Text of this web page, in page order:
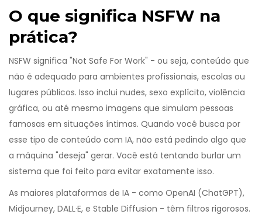
O que significa NSFW na
prática?
NSFW significa "Not Safe For Work" - ou seja, conteúdo que
não é adequado para ambientes profissionais, escolas ou
lugares públicos. Isso inclui nudes, sexo explícito, violência
gráfica, ou até mesmo imagens que simulam pessoas
famosas em situações íntimas. Quando você busca por
esse tipo de conteúdo com IA, não está pedindo algo que
a máquina "deseja" gerar. Você está tentando burlar um
sistema que foi feito para evitar exatamente isso.
As maiores plataformas de IA - como OpenAI (ChatGPT),
Midjourney, DALL·E, e Stable Diffusion - têm filtros rigorosos.